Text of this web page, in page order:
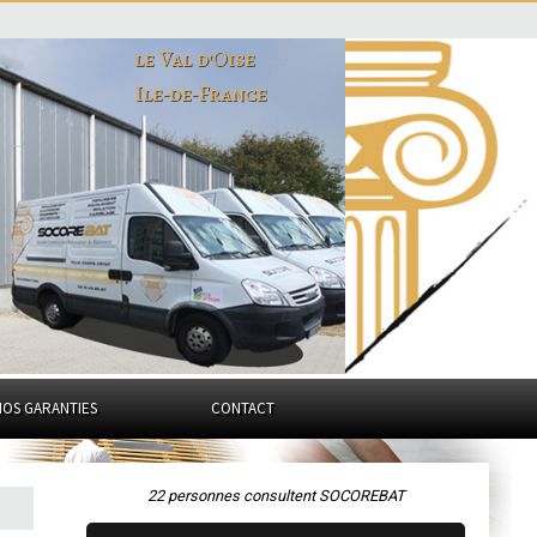
le Val d'Oise
Ile-de-France
GARANTIES CONTACT
22 personnes consultent SOCOREBAT